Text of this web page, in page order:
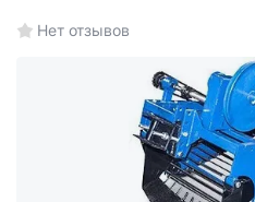
Нет отзывов